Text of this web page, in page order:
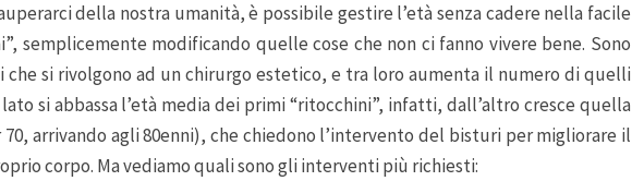
della nostra umanità, è possibile gestire l’età senza cadere nella facile
semplicemente modificando quelle cose che non ci fanno vivere bene. Sono
si rivolgono ad un chirurgo estetico, e tra loro aumenta il numero di quelli
si abbassa l’età media dei primi “ritocchini”, infatti, dall’altro cresce quella
arrivando agli 80enni), che chiedono l’intervento del bisturi per migliorare il
corpo. Ma vediamo quali sono gli interventi più richiesti: